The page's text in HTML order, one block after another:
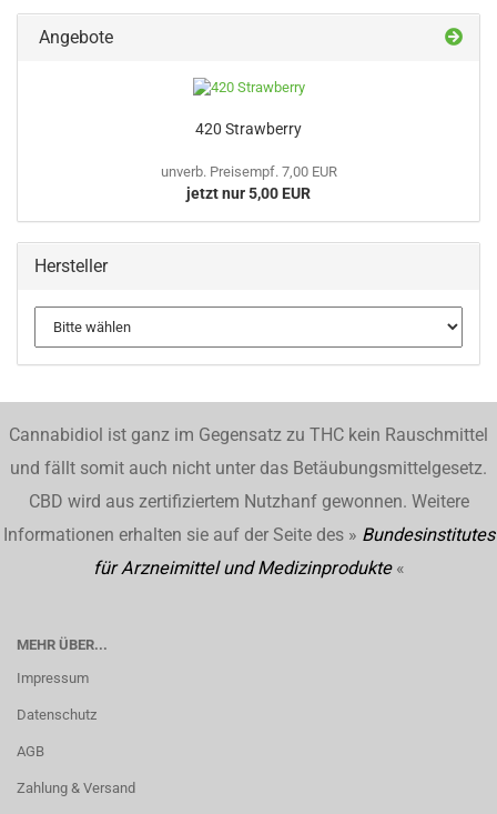
Angebote
420 Strawberry
unverb. Preisempf. 7,00 EUR
jetzt nur 5,00 EUR
Hersteller
Cannabidiol ist ganz im Gegensatz zu THC kein Rauschmittel
und fällt somit auch nicht unter das Betäubungsmittelgesetz.
CBD wird aus zertifiziertem Nutzhanf gewonnen. Weitere
Informationen erhalten sie auf der Seite des » Bundesinstitutes
für Arzneimittel und Medizinprodukte«
MEHR ÜBER...
Impressum
Datenschutz
AGB
Zahlung & Versand